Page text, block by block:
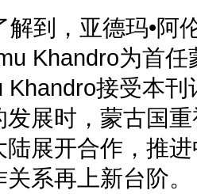
到，亚德玛•阿
Khandro为首
Khandro接受本
展时，蒙古国
展开合作，推
系再上新台阶。